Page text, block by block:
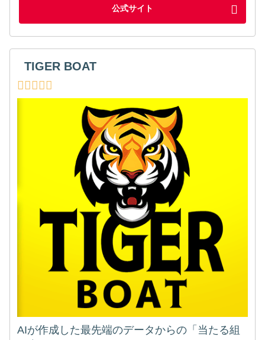
公式サイト
TIGER BOAT
AIが作成した最先端のデータからの「当たる組